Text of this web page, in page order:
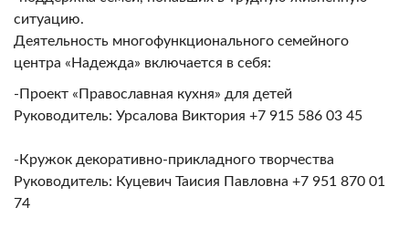
ситуацию.
Деятельность многофункционального семейного
центра «Надежда» включается в себя:
-Проект «Православная кухня» для детей
Руководитель: Урсалова Виктория +7 915 586 03 45
-Кружок декоративно-прикладного творчества
Руководитель: Куцевич Таисия Павловна +7 951 870 01
74